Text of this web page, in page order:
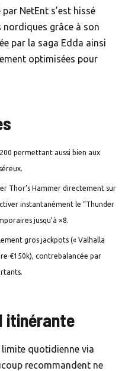
NetEnt s’est hissé
grâce à son
par la saga Edda ainsi
optimisées pour
permettant aussi bien aux
Thor’s Hammer directement sur
instantanément le “Thunder
jusqu’à ×8.
gros jackpots (« Valhalla
€150k), contrebalancée par
itinérante
limite quotidienne via
recommandent ne